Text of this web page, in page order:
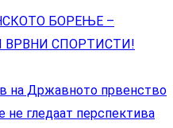
БОРЕЊЕ –
ВРВНИ СПОРТИСТИ!
на Државното првенство
не гледаат перспектива